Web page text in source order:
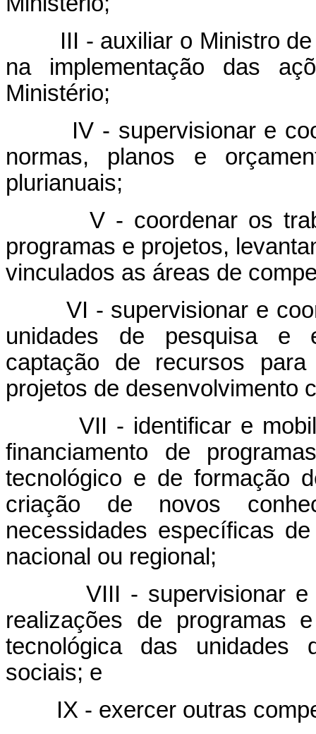
III - auxiliar o Ministro de
na implementação das
Ministério;
IV - supervisionar e
normas, planos e
plurianuais;
V - coordenar os
programas e projetos,
vinculados as áreas de
VI - supervisionar e
unidades de pesquisa e
captação de recursos
projetos de desenvolvimento
VII - identificar e
financiamento de
tecnológico e de formação
criação de novos
necessidades específicas
nacional ou regional;
VIII - supervisionar e
realizações de programas
tecnológica das unidades
sociais; e
IX - exercer outras